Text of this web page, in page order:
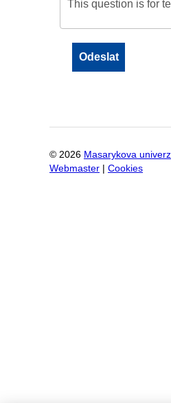
This question is for
© 2026 Masarykova
Webmaster
Cookies